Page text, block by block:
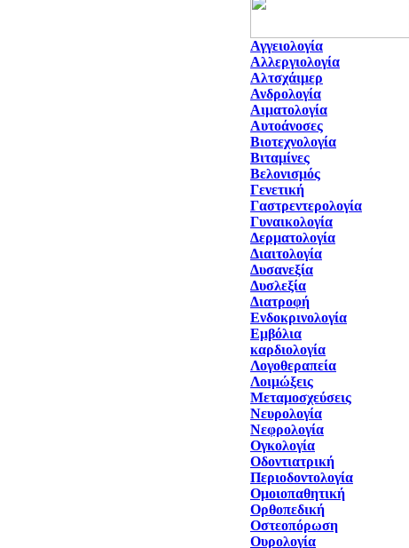
Αγγειολογία
Αλλεργιολογία
Αλτσχάιμερ
Ανδρολογία
Αιματολογία
Αυτοάνοσες
Βιοτεχνολογία
Βιταμίνες
Βελονισμός
Γενετική
Γαστρεντερολογία
Γυναικολογία
Δερματολογία
Διαιτολογία
Δυσανεξία
Δυσλεξία
Διατροφή
Ενδοκρινολογία
Εμβόλια
καρδιολογία
Λογοθεραπεία
Λοιμώξεις
Μεταμοσχεύσεις
Νευρολογία
Νεφρολογία
Ογκολογία
Οδοντιατρική
Περιοδοντολογία
Ομοιοπαθητική
Ορθοπεδική
Οστεοπόρωση
Ουρολογία